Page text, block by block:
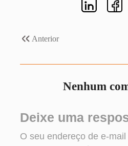
Anterior
Nenhum
Deixe uma
O seu endereço de e-